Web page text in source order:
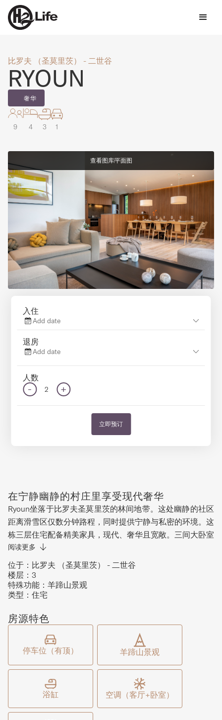
比罗夫 （圣莫里茨） - 二世谷
RYOUN
奢华
9 4 3 1
查看图库平面图
入住
Add date
退房
Add date
人数
- 2 +
立即预订
在宁静幽静的村庄里享受现代奢华
Ryoun坐落于比罗夫圣莫里茨的林间地带。这处幽静的社区
距离滑雪区仅数分钟路程，同时提供宁静与私密的环境。这
栋三层住宅配备精美家具，现代、奢华且宽敞。三间大卧室
（其中两间带独立卫浴）加上一间上下铺房间，为全家提供
充足的住宿空间。在顶层的起居和餐厅区域可欣赏羊蹄山的
壮丽景观。落地窗将美丽的自然光线和周围的森林景色尽收
眼底。底层的第二起居区为想要捧一本好书、远离楼上喧闹
的客人提供放松的空间。这栋住宅还配备多项实用设施。顶
部两层的阳台提供宽敞的区域，让您尽情享受周围的自然风
光。车库为您遮挡冬日风雪，滑雪干燥室则提供空间让您晾
干并存放冬季装备。干燥室内还配有洗衣机和烘干机，方便
使用。
阅读更多
位于： 比罗夫 （圣莫里茨） - 二世谷
楼层： 3
特殊功能： 羊蹄山景观
类型： 住宅
房源特色
停车位（有顶） 羊蹄山景观
浴缸 空调（客厅+卧室）